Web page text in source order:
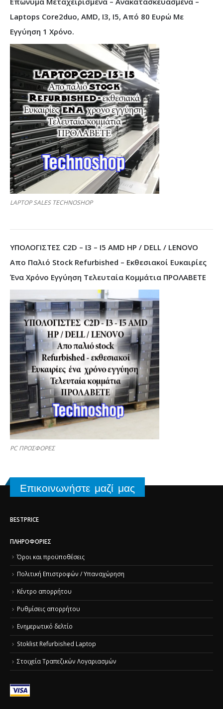
Laptops Core2duo, AMD, I3, I5, Από 80 Ευρώ Με
Εγγύηση 1 Χρόνο.
LAPTOP SALES TECHNOSHOP
ΥΠΟΛΟΓΙΣΤΕΣ C2D – I3 – I5 AMD HP / DELL / LENOVO
Απο Παλιό Stock Refurbished – Εκθεσιακοί Ευκαιρίες
Ένα Χρόνο Εγγύηση Τελευταία Κομμάτια ΠΡΟΛΑΒΕΤΕ
PC ΠΡΟΣΦΟΡΕΣ
Επικοινωνήστε μαζί μας
BESTPRICE
ΠΛΗΡΟΦΟΡΊΕΣ
Όροι και προϋποθέσεις
Πολιτική Επιστροφών / Υπαναχώρηση
Κέντρο απορρήτου
Ρυθμίσεις απορρήτου
Ενημερωτικό δελτίο
Stoklist Refurbished Laptop
Στοιχεία Τραπεζικών Λογαριασμών